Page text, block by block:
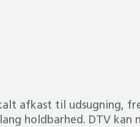
afkast til udsugning,
holdbarhed. DTV kan